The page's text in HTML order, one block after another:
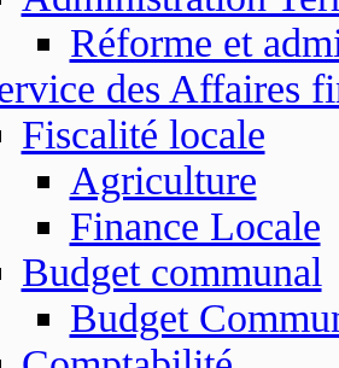
Réforme et
des Affaires
Fiscalité locale
Agriculture
Finance Locale
Budget communal
Budget